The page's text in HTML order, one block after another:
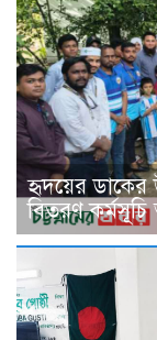
হৃদয়ের ডাকের
বিতরণ কর্মসূচি